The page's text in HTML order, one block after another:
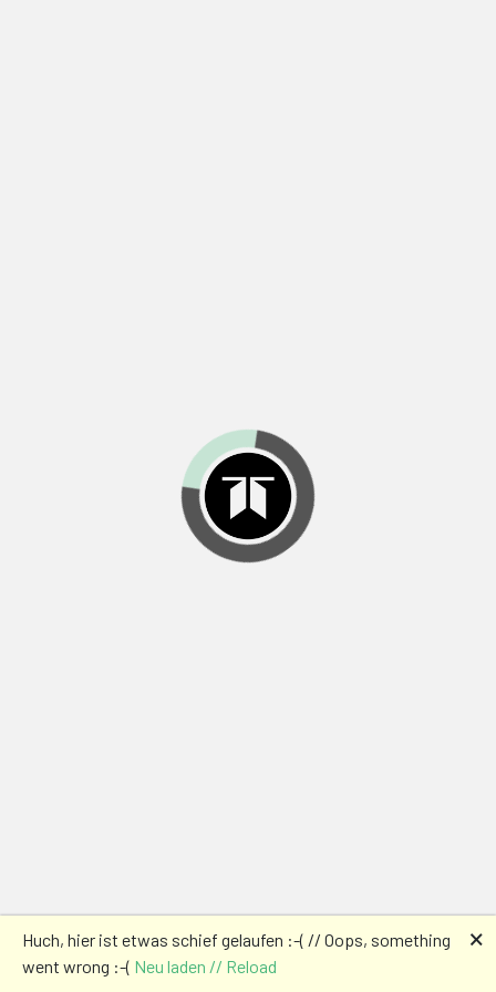
Huch, hier ist etwas schief gelaufen :-( // Oops, something
went wrong :-( Neu laden // Reload
🗙